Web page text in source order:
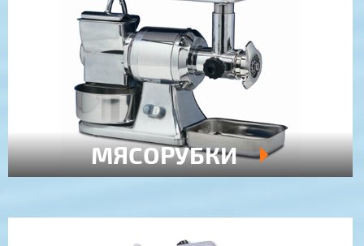
МЯСОРУБКИ